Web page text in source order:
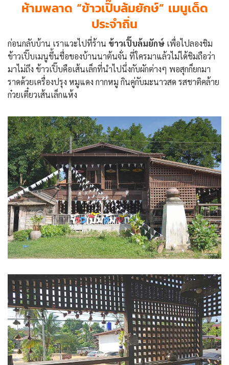
ห้ามพลาด “ข้าวเปิ๊บล้มยักษ์” เมนูเด็ด
ประจำถิ่น
ก่อนกลับบ้าน เราแวะไปที่ร้าน ข้าวเปิ๊บล้มยักษ์ เพื่อไปลองชิม
ข้าวเปิ๊บเมนูขึ้นชื่อของบ้านนาต้นจั่น ที่ใครมาแล้วไม่ได้ชิมถือว่า
มาไม่ถึง ข้าวเปิ๊บคือเส้นเล็กที่นำไปนึ่งกับผักต่างๆ พอสุกก็ยกมา
ราดด้วยเครื่องปรุง หมูแดง กากหมู กินคู่กับมะนาวสด รสชาติคล้าย
ก๋วยเตี๋ยวเส้นเล็กแห้ง